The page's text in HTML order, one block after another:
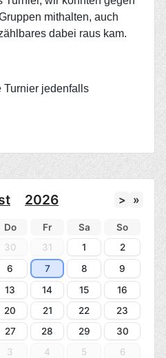
2026 > »
Do Fr Sa
So
30 31 1
2
6 7 8
9
13 14 15
16
20 21 22
23
27 28 29
30
3 4 5 6
mithalten, auch
dabei raus kam.
Turnier jedenfalls